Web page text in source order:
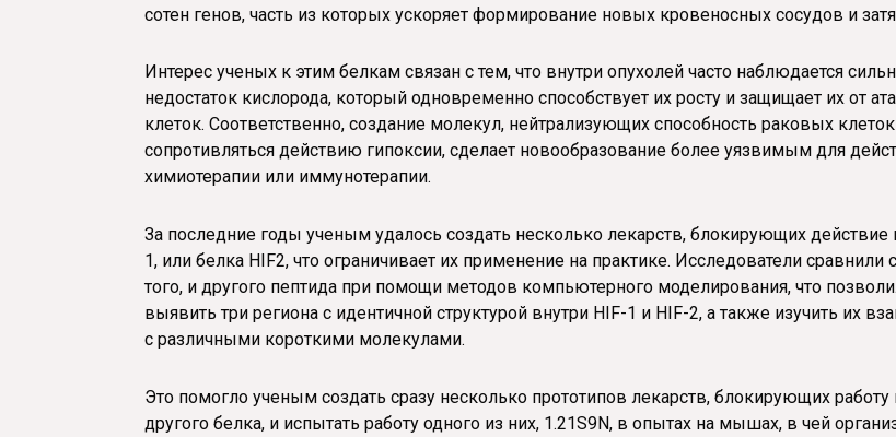
сотен генов, часть из которых ускоряет формирование новых кровеносных сосудов и
Интерес ученых к этим белкам связан с тем, что внутри опухолей часто наблюдается
недостаток кислорода, который одновременно способствует их росту и защищает их от
клеток. Соответственно, создание молекул, нейтрализующих способность раковых клеток
сопротивляться действию гипоксии, сделает новообразование более уязвимым для
химиотерапии или иммунотерапии.
За последние годы ученым удалось создать несколько лекарств, блокирующих действие
1, или белка HIF2, что ограничивает их применение на практике. Исследователи сравнили
того, и другого пептида при помощи методов компьютерного моделирования, что
выявить три региона с идентичной структурой внутри HIF-1 и HIF-2, а также изучить их
с различными короткими молекулами.
Это помогло ученым создать сразу несколько прототипов лекарств, блокирующих работу
другого белка, и испытать работу одного из них, 1.21S9N, в опытах на мышах, в чей